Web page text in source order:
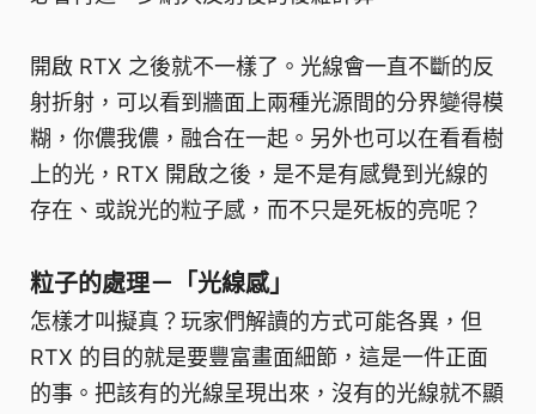
開啟 RTX 之後就不一樣了。光線會一直不斷的反
射折射，可以看到牆面上兩種光源間的分界變得模
糊，你儂我儂，融合在一起。另外也可以在看看樹
上的光，RTX 開啟之後，是不是有感覺到光線的
存在、或說光的粒子感，而不只是死板的亮呢？
粒子的處理－「光線感」
怎樣才叫擬真？玩家們解讀的方式可能各異，但
RTX 的目的就是要豐富畫面細節，這是一件正面
的事。把該有的光線呈現出來，沒有的光線就不顯